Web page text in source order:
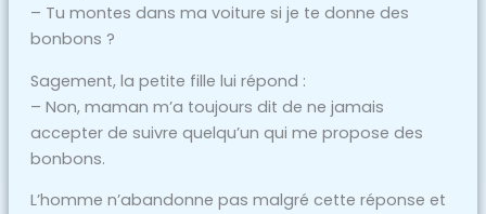
– Tu montes dans ma voiture si je te donne des
bonbons ?
Sagement, la petite fille lui répond :
– Non, maman m’a toujours dit de ne jamais
accepter de suivre quelqu’un qui me propose des
bonbons.
L’homme n’abandonne pas malgré cette réponse et